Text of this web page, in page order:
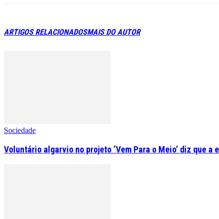
ARTIGOS RELACIONADOSMAIS DO AUTOR
Sociedade
Voluntário algarvio no projeto ‘Vem Para o Meio’ diz que